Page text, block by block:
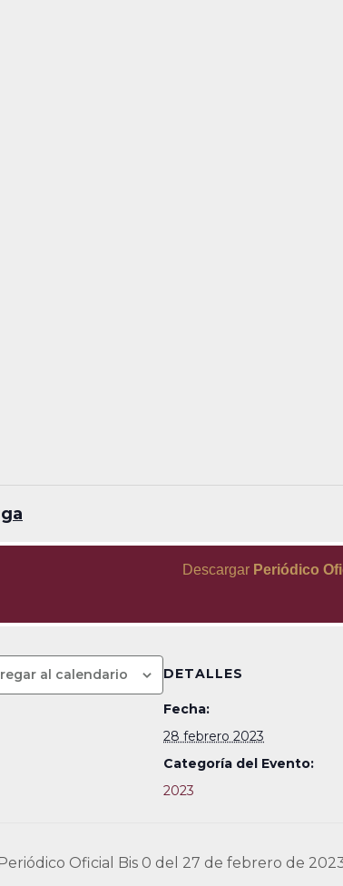
Descargar Periódico
al calendario DETALLES
Fecha:
28 febrero 2023
Categoría del Evento:
2023
Oficial Bis 0 del 27 de febrero de